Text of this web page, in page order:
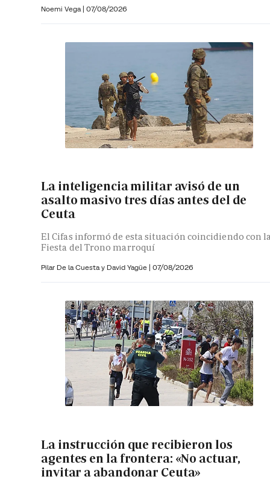
Noemi Vega | 07/08/2026
La inteligencia militar avisó de un
asalto masivo tres días antes del de
Ceuta
El Cifas informó de esta situación coincidiendo con
Fiesta del Trono marroquí
Pilar De la Cuesta y David Yagüe | 07/08/2026
La instrucción que recibieron los
agentes en la frontera: «No actuar,
invitar a abandonar Ceuta»